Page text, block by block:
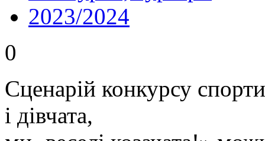
2023/2024
0
Сценарій конкурсу
і дівчата,